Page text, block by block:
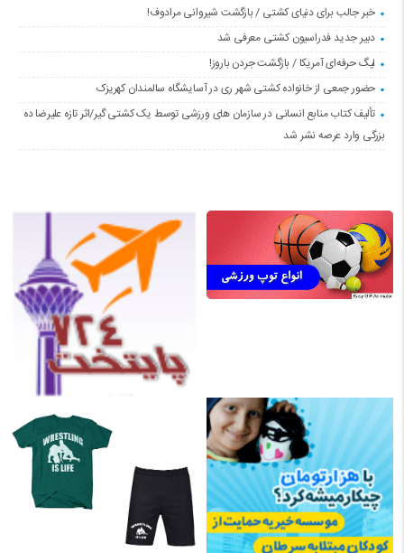
خبر جالب برای دنیای کشتی / بازگشت شیروانی مرادوف!
دبیر جدید فدراسیون کشتی معرفی شد
لیگ حرفه‌ای آمریکا / بازگشت جردن باروز!
حضور جمعی از خانواده کشتی شهر ری در آسایشگاه سالمندان کهریزک
تألیف کتاب منابع انسانی در سازمان های ورزشی توسط یک کشتی گیر/اثر تازه علیرضا ده
بزرگی وارد عرصه نشر شد